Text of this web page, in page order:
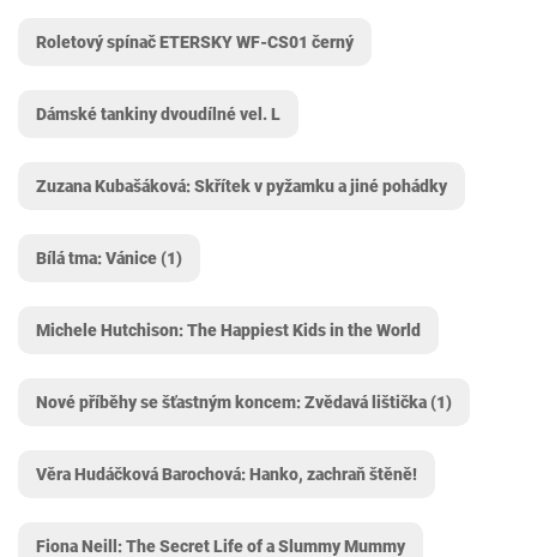
Roletový spínač ETERSKY ‎WF-CS01 černý
Dámské tankiny dvoudílné vel. L
Zuzana Kubašáková: Skřítek v pyžamku a jiné pohádky
Bílá tma: Vánice (1)
Michele Hutchison: The Happiest Kids in the World
Nové příběhy se šťastným koncem: Zvědavá lištička (1)
Věra Hudáčková Barochová: Hanko, zachraň štěně!
Fiona Neill: The Secret Life of a Slummy Mummy